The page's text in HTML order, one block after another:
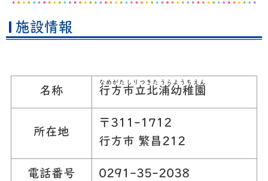
施設情報
名称 行方市立北浦幼稚園
なめがたしりつきたうらようちえん
所在地
〒311-1712
行方市 繁昌212
電話番号 0291-35-2038